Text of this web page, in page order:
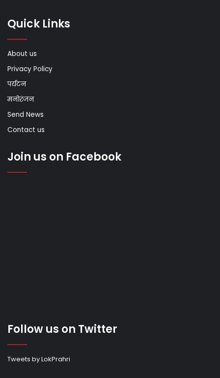
Quick Links
About us
Privacy Policy
पर्यटन
मनोरंजन
Send News
Contact us
Join us on Facebook
Follow us on Twitter
Tweets by LokPrahri